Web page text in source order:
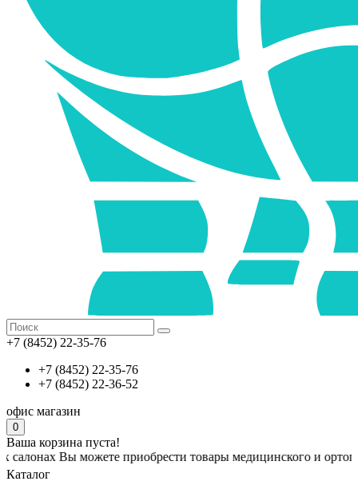
+7 (8452) 22-35-76
+7 (8452) 22-35-76
+7 (8452) 22-36-52
офис магазин
0
Ваша корзина пуста!
Вы можете приобрести товары медицинского и
Каталог